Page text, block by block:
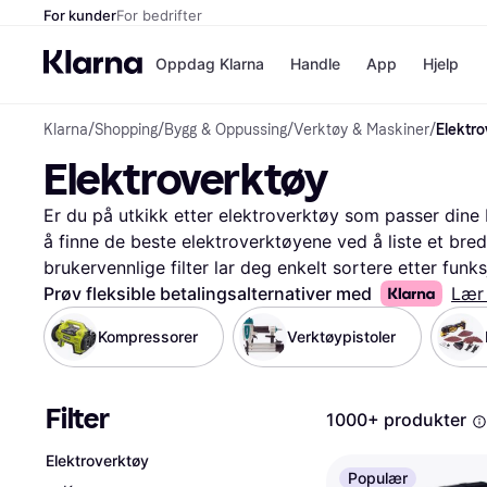
For kunderFor bedrifter
Oppdag Klarna
Betal i 3 deler
Betal innen
Finansiering
Vipps
Handle
Butikker
App Hjelp
Klarna/Shopping/Bygg & Oppussing/Verktøy & Maskiner/
Elektroverktøy
Er du på utkikk etter elektroverktøy som passer dine
å finne de beste elektroverktøyene ved å liste et
brukervennlige filter lar deg enkelt sortere etter
du kan velge det verktøyet som passer best for deg.
for å få innsikt i andre brukeres erfaringer og
godt gjennomtenkt beslutning. Klarna sørger for at
og transparente priser, slik at du kan sammenligne
Les mer om elektroverktøy her
Prøv fleksible betalingsalternativer med Lær
Kompressorer Verktøypistoler
Filter
Elektroverktøy
1000+ produkter
Populær